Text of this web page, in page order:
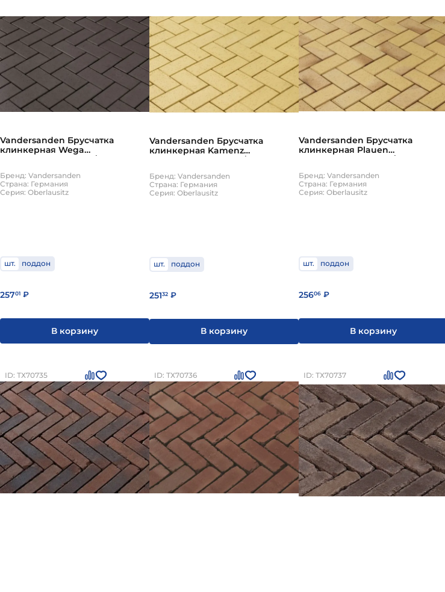
Vandersanden Брусчатка
клинкерная Wega
200х100х45мм 630шт/пд
Бренд: Vandersanden
Страна: Германия
Серия: Oberlausitz
шт. поддон
25701 ₽
В корзину
Vandersanden Брусчатка
клинкерная Kamenz
200х100х45мм 630шт/пд
Бренд: Vandersanden
Страна: Германия
Серия: Oberlausitz
шт. поддон
25132 ₽
В корзину
Vandersanden Брусчатка
клинкерная Plauen
200х100х45мм 630шт/пд
Бренд: Vandersanden
Страна: Германия
Серия: Oberlausitz
шт. поддон
25606 ₽
В корзину
ID: ТХ70735 ID: ТХ70736 ID: ТХ70737